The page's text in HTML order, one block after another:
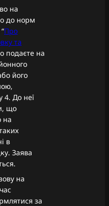
на
до норм
Про
та
подаєте на
його
4. До неї
що
на
в
Заява
на
за